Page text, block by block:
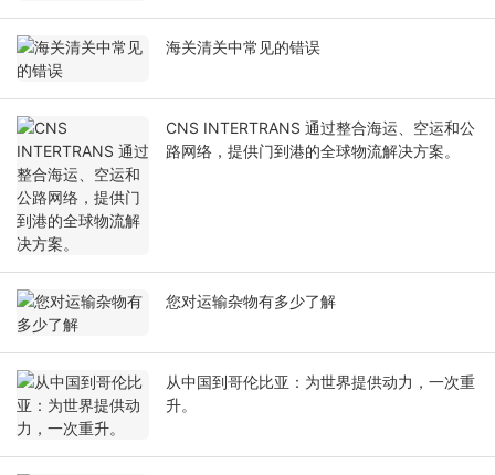
海关清关中常见的错误
CNS INTERTRANS 通过整合海运、空运和公
路网络，提供门到港的全球物流解决方案。
您对运输杂物有多少了解
从中国到哥伦比亚：为世界提供动力，一次重
升。